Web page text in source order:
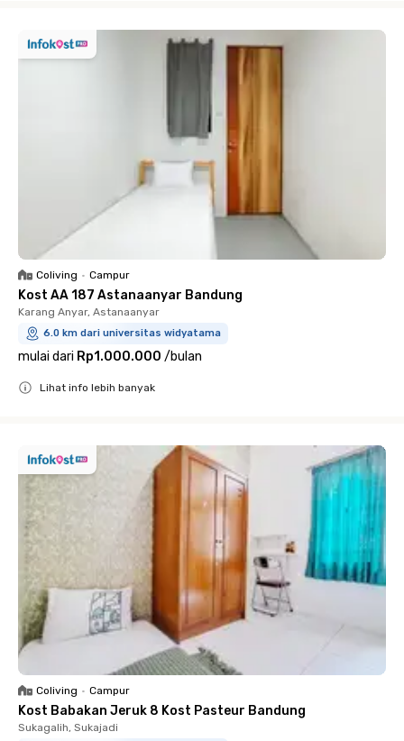
Coliving • Campur
Kost AA 187 Astanaanyar Bandung
Karang Anyar, Astanaanyar
6.0 km dari universitas widyatama
mulai dari Rp1.000.000 /bulan
Lihat info lebih banyak
Coliving • Campur
Kost Babakan Jeruk 8 Kost Pasteur Bandung
Sukagalih, Sukajadi